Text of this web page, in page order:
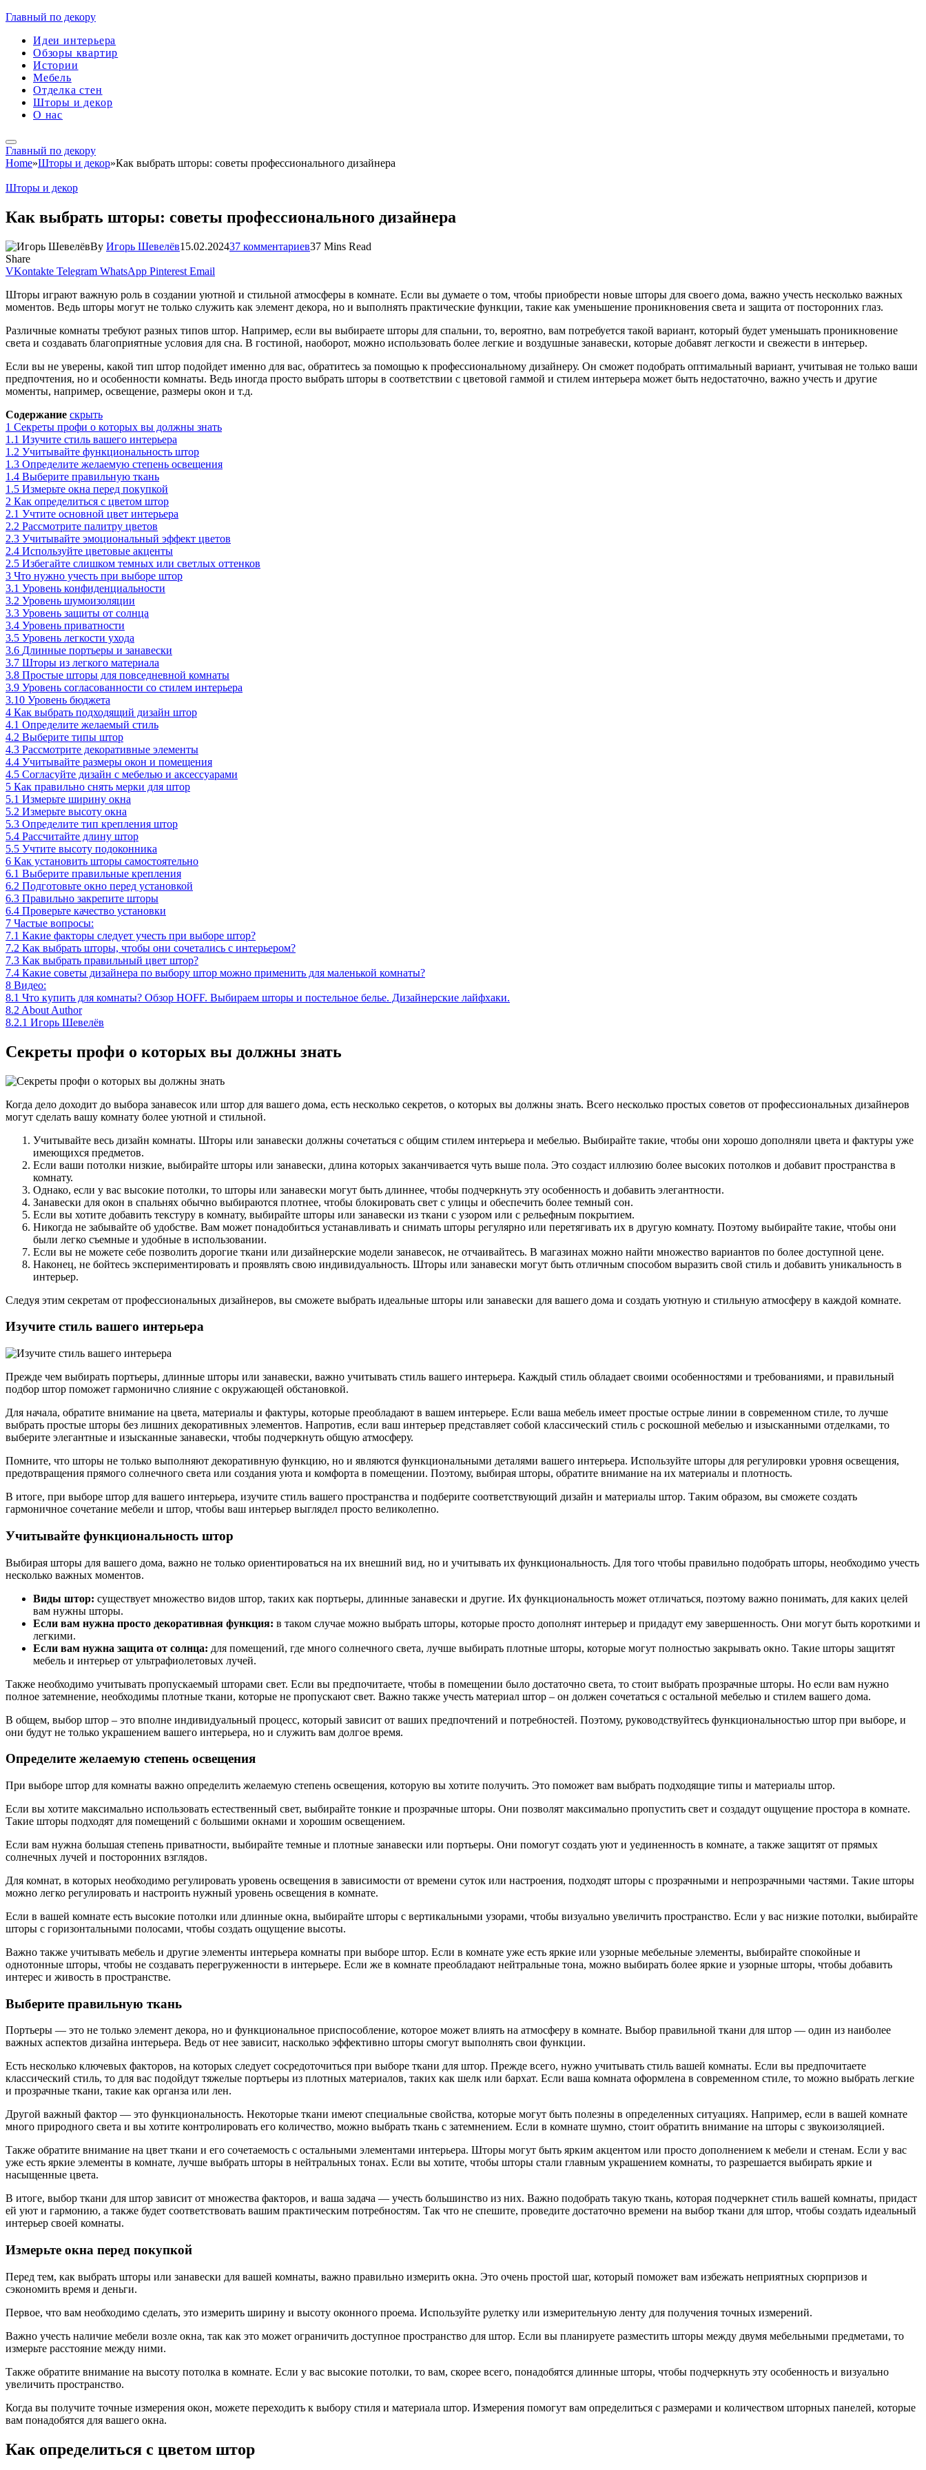
Главный по декору
Идеи интерьера
Обзоры квартир
Истории
Мебель
Отделка стен
Шторы и декор
О нас
Главный по декору
Home»Шторы и декор»Как выбрать шторы: советы профессионального дизайнера
Шторы и декор
Как выбрать шторы: советы профессионального дизайнера
By Игорь Шевелёв15.02.202437 комментариев37 Mins Read
Share
VKontakte Telegram WhatsApp Pinterest Email
Шторы играют важную роль в создании уютной и стильной атмосферы в комнате. Если вы думаете о том, чтобы приобрести новые шторы для своего дома, важно учесть несколько важных
моментов. Ведь шторы могут не только служить как элемент декора, но и выполнять практические функции, такие как уменьшение проникновения света и защита от посторонних глаз.
Различные комнаты требуют разных типов штор. Например, если вы выбираете шторы для спальни, то, вероятно, вам потребуется такой вариант, который будет уменьшать проникновение
света и создавать благоприятные условия для сна. В гостиной, наоборот, можно использовать более легкие и воздушные занавески, которые добавят легкости и свежести в интерьер.
Если вы не уверены, какой тип штор подойдет именно для вас, обратитесь за помощью к профессиональному дизайнеру. Он сможет подобрать оптимальный вариант, учитывая не только ваши
предпочтения, но и особенности комнаты. Ведь иногда просто выбрать шторы в соответствии с цветовой гаммой и стилем интерьера может быть недостаточно, важно учесть и другие
моменты, например, освещение, размеры окон и т.д.
Содержание скрыть
1 Секреты профи о которых вы должны знать
1.1 Изучите стиль вашего интерьера
1.2 Учитывайте функциональность штор
1.3 Определите желаемую степень освещения
1.4 Выберите правильную ткань
1.5 Измерьте окна перед покупкой
2 Как определиться с цветом штор
2.1 Учтите основной цвет интерьера
2.2 Рассмотрите палитру цветов
2.3 Учитывайте эмоциональный эффект цветов
2.4 Используйте цветовые акценты
2.5 Избегайте слишком темных или светлых оттенков
3 Что нужно учесть при выборе штор
3.1 Уровень конфиденциальности
3.2 Уровень шумоизоляции
3.3 Уровень защиты от солнца
3.4 Уровень приватности
3.5 Уровень легкости ухода
3.6 Длинные портьеры и занавески
3.7 Шторы из легкого материала
3.8 Простые шторы для повседневной комнаты
3.9 Уровень согласованности со стилем интерьера
3.10 Уровень бюджета
4 Как выбрать подходящий дизайн штор
4.1 Определите желаемый стиль
4.2 Выберите типы штор
4.3 Рассмотрите декоративные элементы
4.4 Учитывайте размеры окон и помещения
4.5 Согласуйте дизайн с мебелью и аксессуарами
5 Как правильно снять мерки для штор
5.1 Измерьте ширину окна
5.2 Измерьте высоту окна
5.3 Определите тип крепления штор
5.4 Рассчитайте длину штор
5.5 Учтите высоту подоконника
6 Как установить шторы самостоятельно
6.1 Выберите правильные крепления
6.2 Подготовьте окно перед установкой
6.3 Правильно закрепите шторы
6.4 Проверьте качество установки
7 Частые вопросы:
7.1 Какие факторы следует учесть при выборе штор?
7.2 Как выбрать шторы, чтобы они сочетались с интерьером?
7.3 Как выбрать правильный цвет штор?
7.4 Какие советы дизайнера по выбору штор можно применить для маленькой комнаты?
8 Видео:
8.1 Что купить для комнаты? Обзор HOFF. Выбираем шторы и постельное белье. Дизайнерские лайфхаки.
8.2 About Author
8.2.1 Игорь Шевелёв
Секреты профи о которых вы должны знать
Когда дело доходит до выбора занавесок или штор для вашего дома, есть несколько секретов, о которых вы должны знать. Всего несколько простых советов от профессиональных дизайнеров
могут сделать вашу комнату более уютной и стильной.
Учитывайте весь дизайн комнаты. Шторы или занавески должны сочетаться с общим стилем интерьера и мебелью. Выбирайте такие, чтобы они хорошо дополняли цвета и фактуры уже
имеющихся предметов.
Если ваши потолки низкие, выбирайте шторы или занавески, длина которых заканчивается чуть выше пола. Это создаст иллюзию более высоких потолков и добавит пространства в
комнату.
Однако, если у вас высокие потолки, то шторы или занавески могут быть длиннее, чтобы подчеркнуть эту особенность и добавить элегантности.
Занавески для окон в спальнях обычно выбираются плотнее, чтобы блокировать свет с улицы и обеспечить более темный сон.
Если вы хотите добавить текстуру в комнату, выбирайте шторы или занавески из ткани с узором или с рельефным покрытием.
Никогда не забывайте об удобстве. Вам может понадобиться устанавливать и снимать шторы регулярно или перетягивать их в другую комнату. Поэтому выбирайте такие, чтобы они
были легко съемные и удобные в использовании.
Если вы не можете себе позволить дорогие ткани или дизайнерские модели занавесок, не отчаивайтесь. В магазинах можно найти множество вариантов по более доступной цене.
Наконец, не бойтесь экспериментировать и проявлять свою индивидуальность. Шторы или занавески могут быть отличным способом выразить свой стиль и добавить уникальность в
интерьер.
Следуя этим секретам от профессиональных дизайнеров, вы сможете выбрать идеальные шторы или занавески для вашего дома и создать уютную и стильную атмосферу в каждой комнате.
Изучите стиль вашего интерьера
Прежде чем выбирать портьеры, длинные шторы или занавески, важно учитывать стиль вашего интерьера. Каждый стиль обладает своими особенностями и требованиями, и правильный
подбор штор поможет гармонично слияние с окружающей обстановкой.
Для начала, обратите внимание на цвета, материалы и фактуры, которые преобладают в вашем интерьере. Если ваша мебель имеет простые острые линии в современном стиле, то лучше
выбрать простые шторы без лишних декоративных элементов. Напротив, если ваш интерьер представляет собой классический стиль с роскошной мебелью и изысканными отделками, то
выберите элегантные и изысканные занавески, чтобы подчеркнуть общую атмосферу.
Помните, что шторы не только выполняют декоративную функцию, но и являются функциональными деталями вашего интерьера. Используйте шторы для регулировки уровня освещения,
предотвращения прямого солнечного света или создания уюта и комфорта в помещении. Поэтому, выбирая шторы, обратите внимание на их материалы и плотность.
В итоге, при выборе штор для вашего интерьера, изучите стиль вашего пространства и подберите соответствующий дизайн и материалы штор. Таким образом, вы сможете создать
гармоничное сочетание мебели и штор, чтобы ваш интерьер выглядел просто великолепно.
Учитывайте функциональность штор
Выбирая шторы для вашего дома, важно не только ориентироваться на их внешний вид, но и учитывать их функциональность. Для того чтобы правильно подобрать шторы, необходимо учесть
несколько важных моментов.
Виды штор: существует множество видов штор, таких как портьеры, длинные занавески и другие. Их функциональность может отличаться, поэтому важно понимать, для каких целей
вам нужны шторы.
Если вам нужна просто декоративная функция: в таком случае можно выбрать шторы, которые просто дополнят интерьер и придадут ему завершенность. Они могут быть короткими и
легкими.
Если вам нужна защита от солнца: для помещений, где много солнечного света, лучше выбирать плотные шторы, которые могут полностью закрывать окно. Такие шторы защитят
мебель и интерьер от ультрафиолетовых лучей.
Также необходимо учитывать пропускаемый шторами свет. Если вы предпочитаете, чтобы в помещении было достаточно света, то стоит выбрать прозрачные шторы. Но если вам нужно
полное затемнение, необходимы плотные ткани, которые не пропускают свет. Важно также учесть материал штор – он должен сочетаться с остальной мебелью и стилем вашего дома.
В общем, выбор штор – это вполне индивидуальный процесс, который зависит от ваших предпочтений и потребностей. Поэтому, руководствуйтесь функциональностью штор при выборе, и
они будут не только украшением вашего интерьера, но и служить вам долгое время.
Определите желаемую степень освещения
При выборе штор для комнаты важно определить желаемую степень освещения, которую вы хотите получить. Это поможет вам выбрать подходящие типы и материалы штор.
Если вы хотите максимально использовать естественный свет, выбирайте тонкие и прозрачные шторы. Они позволят максимально пропустить свет и создадут ощущение простора в комнате.
Такие шторы подходят для помещений с большими окнами и хорошим освещением.
Если вам нужна большая степень приватности, выбирайте темные и плотные занавески или портьеры. Они помогут создать уют и уединенность в комнате, а также защитят от прямых
солнечных лучей и посторонних взглядов.
Для комнат, в которых необходимо регулировать уровень освещения в зависимости от времени суток или настроения, подходят шторы с прозрачными и непрозрачными частями. Такие шторы
можно легко регулировать и настроить нужный уровень освещения в комнате.
Если в вашей комнате есть высокие потолки или длинные окна, выбирайте шторы с вертикальными узорами, чтобы визуально увеличить пространство. Если у вас низкие потолки, выбирайте
шторы с горизонтальными полосами, чтобы создать ощущение высоты.
Важно также учитывать мебель и другие элементы интерьера комнаты при выборе штор. Если в комнате уже есть яркие или узорные мебельные элементы, выбирайте спокойные и
однотонные шторы, чтобы не создавать перегруженности в интерьере. Если же в комнате преобладают нейтральные тона, можно выбирать более яркие и узорные шторы, чтобы добавить
интерес и живость в пространстве.
Выберите правильную ткань
Портьеры — это не только элемент декора, но и функциональное приспособление, которое может влиять на атмосферу в комнате. Выбор правильной ткани для штор — один из наиболее
важных аспектов дизайна интерьера. Ведь от нее зависит, насколько эффективно шторы смогут выполнять свои функции.
Есть несколько ключевых факторов, на которых следует сосредоточиться при выборе ткани для штор. Прежде всего, нужно учитывать стиль вашей комнаты. Если вы предпочитаете
классический стиль, то для вас подойдут тяжелые портьеры из плотных материалов, таких как шелк или бархат. Если ваша комната оформлена в современном стиле, то можно выбрать легкие
и прозрачные ткани, такие как органза или лен.
Другой важный фактор — это функциональность. Некоторые ткани имеют специальные свойства, которые могут быть полезны в определенных ситуациях. Например, если в вашей комнате
много природного света и вы хотите контролировать его количество, можно выбрать ткань с затемнением. Если в комнате шумно, стоит обратить внимание на шторы с звукоизоляцией.
Также обратите внимание на цвет ткани и его сочетаемость с остальными элементами интерьера. Шторы могут быть ярким акцентом или просто дополнением к мебели и стенам. Если у вас
уже есть яркие элементы в комнате, лучше выбрать шторы в нейтральных тонах. Если вы хотите, чтобы шторы стали главным украшением комнаты, то разрешается выбирать яркие и
насыщенные цвета.
В итоге, выбор ткани для штор зависит от множества факторов, и ваша задача — учесть большинство из них. Важно подобрать такую ткань, которая подчеркнет стиль вашей комнаты, придаст
ей уют и гармонию, а также будет соответствовать вашим практическим потребностям. Так что не спешите, проведите достаточно времени на выбор ткани для штор, чтобы создать идеальный
интерьер своей комнаты.
Измерьте окна перед покупкой
Перед тем, как выбрать шторы или занавески для вашей комнаты, важно правильно измерить окна. Это очень простой шаг, который поможет вам избежать неприятных сюрпризов и
сэкономить время и деньги.
Первое, что вам необходимо сделать, это измерить ширину и высоту оконного проема. Используйте рулетку или измерительную ленту для получения точных измерений.
Важно учесть наличие мебели возле окна, так как это может ограничить доступное пространство для штор. Если вы планируете разместить шторы между двумя мебельными предметами, то
измерьте расстояние между ними.
Также обратите внимание на высоту потолка в комнате. Если у вас высокие потолки, то вам, скорее всего, понадобятся длинные шторы, чтобы подчеркнуть эту особенность и визуально
увеличить пространство.
Когда вы получите точные измерения окон, можете переходить к выбору стиля и материала штор. Измерения помогут вам определиться с размерами и количеством шторных панелей, которые
вам понадобятся для вашего окна.
Как определиться с цветом штор